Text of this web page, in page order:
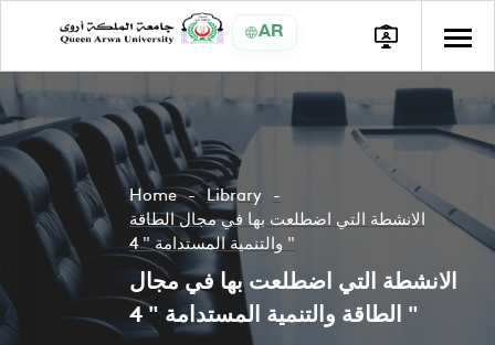
AR
Home
Library
الانشطة التي اضطلعت بها في مجال الطاقة
والتنمية المستدامة " 4 "
الانشطة التي اضطلعت بها في مجال
الطاقة والتنمية المستدامة " 4 "